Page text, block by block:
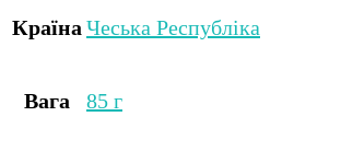
Країна Чеська Республіка
Вага 85 г